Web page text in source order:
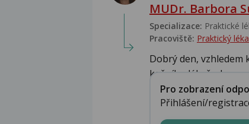
MUDr. Barbora
Specializace: Praktické
Pracoviště: Praktický
Dobrý den,
kožního lékaře. Je ...
Pro zobrazení
Přihlášení/